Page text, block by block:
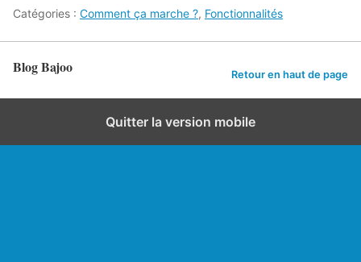
Catégories : Comment ça marche ?, Fonctionnalités
Blog Bajoo Retour en haut de page
Quitter la version mobile